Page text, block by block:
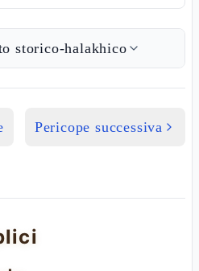
storico-halakhico
Pericope successiva